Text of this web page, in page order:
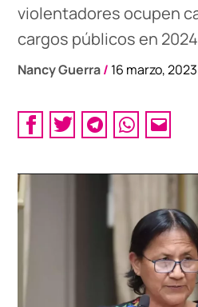
violentadores ocupen
cargos públicos en
Nancy Guerra/ 16 marzo, 2023